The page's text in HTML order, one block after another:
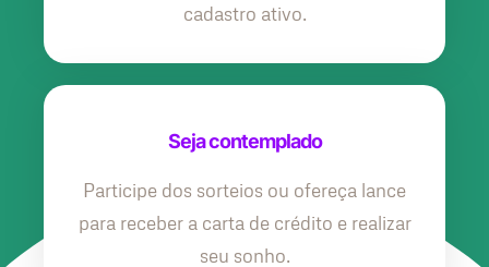
cadastro ativo.
Seja contemplado
Participe dos sorteios ou ofereça lance
para receber a carta de crédito e realizar
seu sonho.